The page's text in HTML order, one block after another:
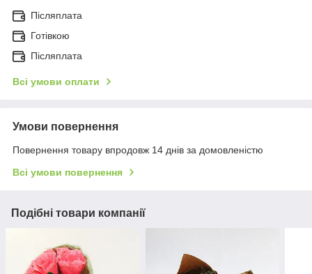
Післяплата
Готівкою
Післяплата
Всі умови оплати
Умови повернення
Повернення товару впродовж 14 днів за домовленістю
Всі умови повернення
Подібні товари компанії